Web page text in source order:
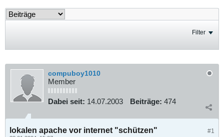
Filter
compuboy1010
Member
Dabei seit: 14.07.2003 Beiträge: 474
#1
lokalen apache vor internet "schützen"